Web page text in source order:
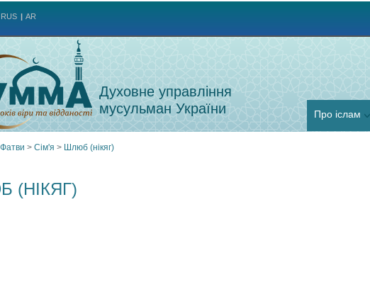
RUS AR
Духовне управління
мусульман України
Про іслам
Фатви > Сім'я > Шлюб (нікяг)
(НІКЯГ)